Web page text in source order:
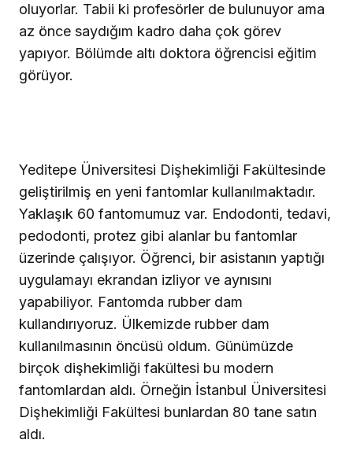
oluyorlar. Tabii ki profesörler de bulunuyor ama
az önce saydığım kadro daha çok görev
yapıyor. Bölümde altı doktora öğrencisi eğitim
görüyor.
Yeditepe Üniversitesi Dişhekimliği Fakültesinde
geliştirilmiş en yeni fantomlar kullanılmaktadır.
Yaklaşık 60 fantomumuz var. Endodonti, tedavi,
pedodonti, protez gibi alanlar bu fantomlar
üzerinde çalışıyor. Öğrenci, bir asistanın yaptığı
uygulamayı ekrandan izliyor ve aynısını
yapabiliyor. Fantomda rubber dam
kullandırıyoruz. Ülkemizde rubber dam
kullanılmasının öncüsü oldum. Günümüzde
birçok dişhekimliği fakültesi bu modern
fantomlardan aldı. Örneğin İstanbul Üniversitesi
Dişhekimliği Fakültesi bunlardan 80 tane satın
aldı.